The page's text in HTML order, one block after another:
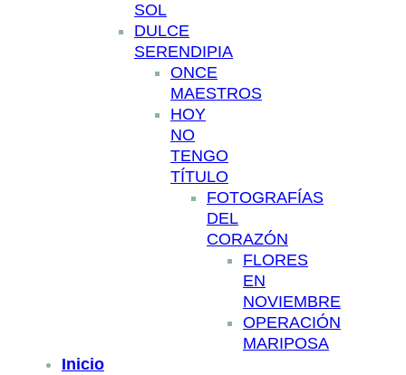
SOL
DULCE
SERENDIPIA
ONCE
MAESTROS
HOY
NO
TENGO
TÍTULO
FOTOGRAFÍAS
DEL
CORAZÓN
FLORES
EN
NOVIEMBRE
OPERACIÓN
MARIPOSA
Inicio